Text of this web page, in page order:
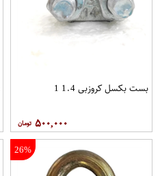
بست بکسل کروزبی 1.4 1
۵۰۰,۰۰۰
26%